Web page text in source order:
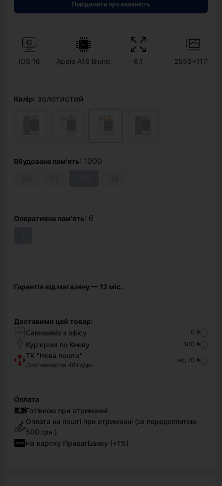
Повідомити про наявність
iOS 16 Apple A16 Bionic 6.1 2556x1179
Колір: золотистий
Вбудована пам'ять: 1000
Оперативна пам'ять: 6
Гарантія від магазину — 12 міс.
Доставимо цей товар:
Самовивіз з офісу
0 ₴
Кур'єром по Києву 100 ₴
ТК "Нова пошта"
Доставимо за 48 годин
від 70 ₴
Оплата
Готівкою при отриманні
Оплата на пошті при отриманні (за передоплатою
500 грн.)
На картку ПриватБанку (+1%)